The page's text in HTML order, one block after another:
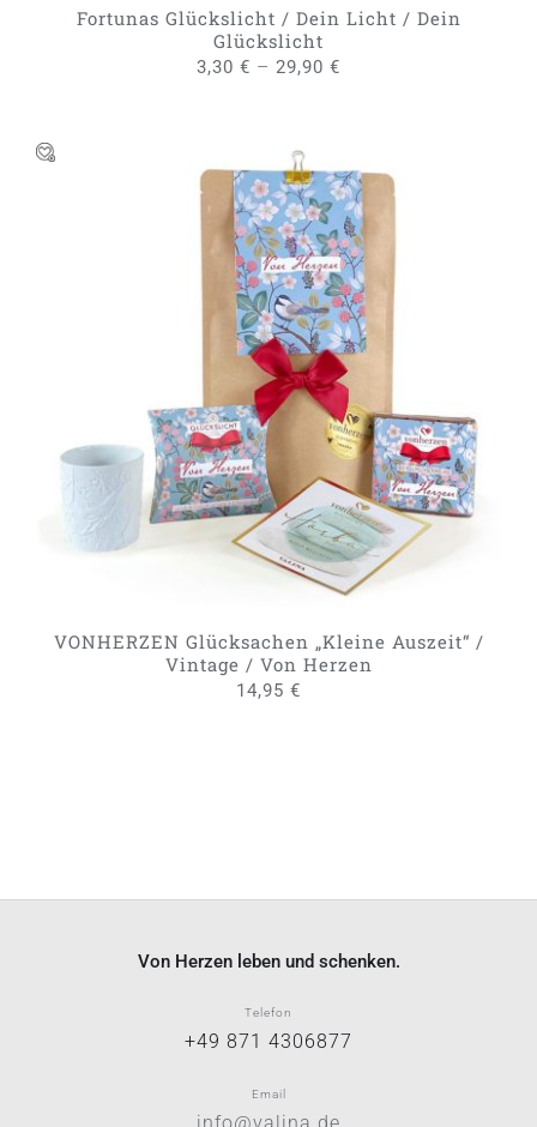
GEWÄHLT
Fortunas Glückslicht / Dein Licht / Dein
Glückslicht
3,30 € – 29,90 €
IN DEN WARENKORB
/
VONHERZEN Glücksachen „Kleine Auszeit“ /
Vintage / Von Herzen
14,95 €
Von Herzen leben und schenken.
Telefon
+49 871 4306877
Email